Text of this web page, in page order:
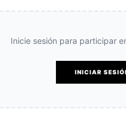
Inicie sesión para participar
INICIAR